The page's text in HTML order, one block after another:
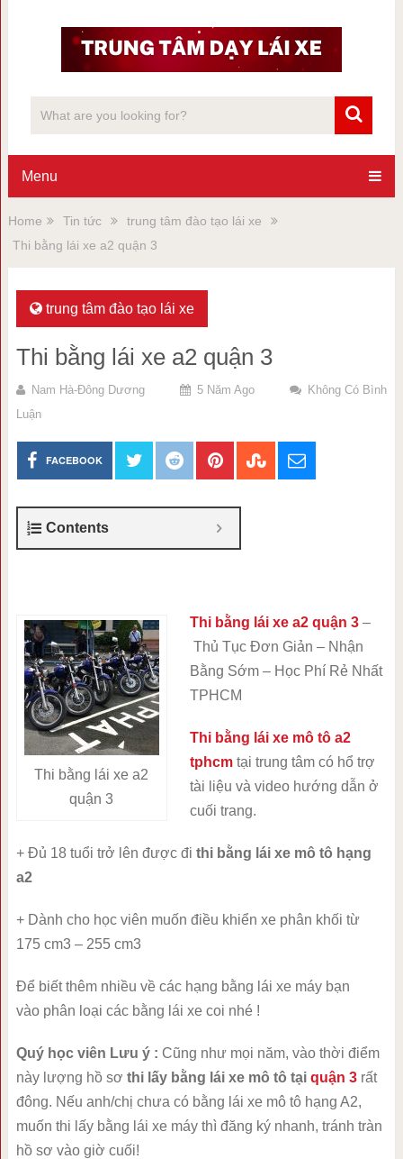
Menu
Home Tin tức
trung tâm đào tạo lái xe
Thi bằng lái xe a2 quận 3
trung tâm đào tạo lái xe
Thi bằng lái xe a2 quận 3
Nam Hà-Đông Dương 5 Năm Ago
Không Có Bình
Luận
FACEBOOK
Contents
Thi bằng lái xe a2
quận 3
Thi bằng lái xe a2 quận 3–
Thủ Tục Đơn Giản – Nhận
Bằng Sớm – Học Phí Rẻ Nhất
TPHCM
Thi bằng lái xe mô tô a2
tphcm tại trung tâm có hổ trợ
tài liệu và video hướng dẫn ở
cuối trang.
+ Đủ 18 tuổi trở lên được đi thi bằng lái xe mô tô hạng
a2
+ Dành cho học viên muốn điều khiển xe phân khối từ
175 cm3 – 255 cm3
Để biết thêm nhiều về các hạng bằng lái xe máy bạn
vào phân loại các bằng lái xe coi nhé !
Quý học viên Lưu ý : Cũng như mọi năm, vào thời điểm
này lượng hồ sơ thi lấy bằng lái xe mô tô tại quận 3 rất
đông. Nếu anh/chị chưa có bằng lái xe mô tô hạng A2,
muốn thi lấy bằng lái xe máy thì đăng ký nhanh, tránh tràn
hồ sơ vào giờ cuối!